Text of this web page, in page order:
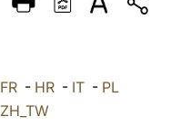
PORTUGUÊS
DEUTSCH
FR- HR- IT- PL
ZH_TW